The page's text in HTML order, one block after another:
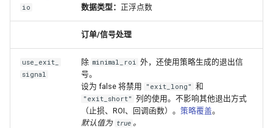
io
数据类型： 正浮点数
订单/信号处理
use_exit_
signal
除 minimal_roi
外，还使用策略生成的退出信
号。
设为 false 将禁用
"exit_long" 和
"exit_short" 列的使用。不影响其他退出方式
（止损、ROI、回调函数）。 策略覆盖。
默认值为 true 。